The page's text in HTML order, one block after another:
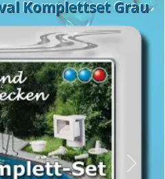
Komplettset Grau
Next